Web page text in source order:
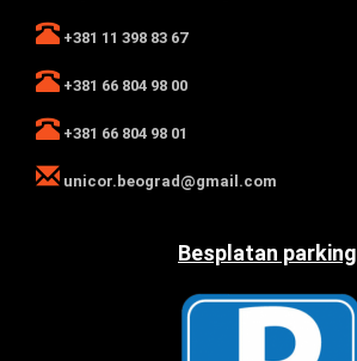
+381 11 398 83 67
+381 66 804 98 00
+381 66 804 98 01
unicor.beograd@gmail.com
Besplatan parking